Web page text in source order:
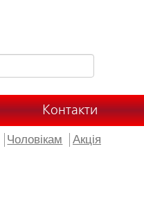
Контакти
Чоловікам Акція